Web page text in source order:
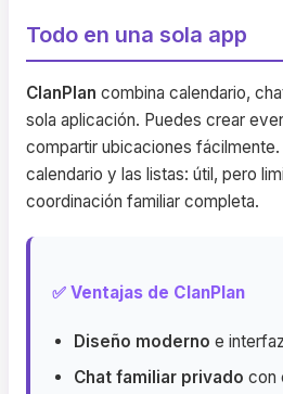
Todo en una sola app
ClanPlan combina calendario,
sola aplicación. Puedes crear
compartir ubicaciones fácilmente.
calendario y las listas: útil, pero
coordinación familiar completa.
✅ Ventajas de ClanPlan
Diseño moderno e
Chat familiar privado con